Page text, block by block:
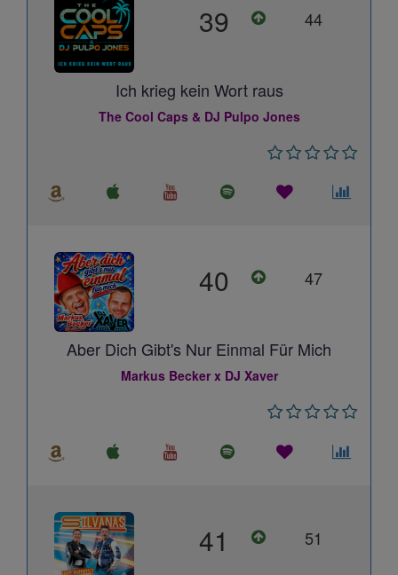
39 44
Ich krieg kein Wort raus
The Cool Caps & DJ Pulpo Jones
40 47
Aber Dich Gibt's Nur Einmal Für Mich
Markus Becker x DJ Xaver
41 51